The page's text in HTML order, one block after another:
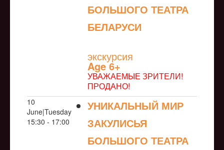
БОЛЬШОГО ТЕАТРА
БЕЛАРУСИ
экскурсия
Age 6+
УВАЖАЕМЫЕ ЗРИТЕЛИ!
ПРОДАНО!
10
June|Tuesday
15:30 - 17:00
УНИКАЛЬНЫЙ МИР
ЗАКУЛИСЬЯ
БОЛЬШОГО ТЕАТРА